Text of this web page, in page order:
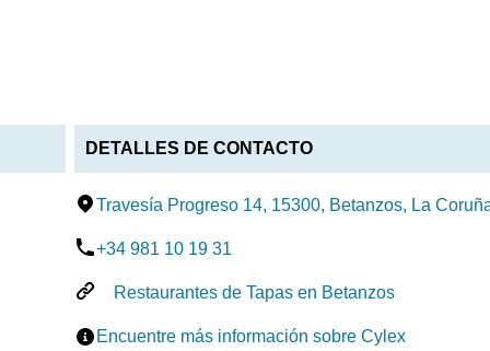
DETALLES DE CONTACTO
Travesía Progreso 14, 15300, Betanzos, La
+34 981 10 19 31
Restaurantes de Tapas en Betanzos
Encuentre más información sobre Cylex